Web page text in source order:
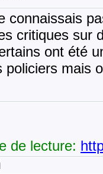
connaissais
critiques sur
ont été
policiers mais
de lecture: